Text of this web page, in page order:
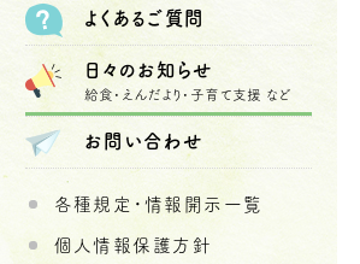
よくあるご質問
日々のお知らせ
給食・えんだより・子育て支援 など
お問い合わせ
各種規定・情報開示一覧
個人情報保護方針